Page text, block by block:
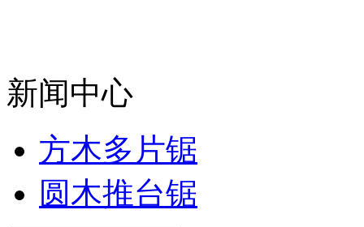
新闻中心
方木多片锯
圆木推台锯